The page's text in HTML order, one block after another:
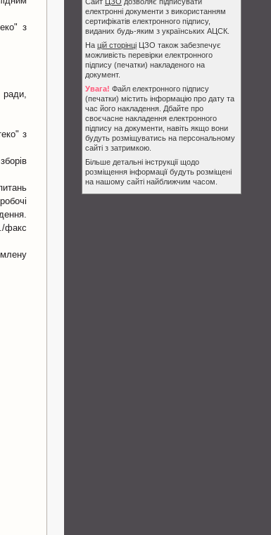
з
з
факс
електронні документи з використанням
сертифікатів електронного підпису,
виданих будь-яким з українських АЦСК.
На цій сторінці ЦЗО також забезпечує
можливість перевірки електронного
підпису (печатки) накладеного на
документ.
Увага! Файл електронного підпису
(печатки) містить інформацію про дату та
час його накладення. Дбайте про
своєчасне накладення електронного
підпису на документи, навіть якщо вони
будуть розміщуватись на персональному
сайті з затримкою.
Більше детальні інструкції щодо
розміщення інформації будуть розміщені
на нашому сайті найближчим часом.